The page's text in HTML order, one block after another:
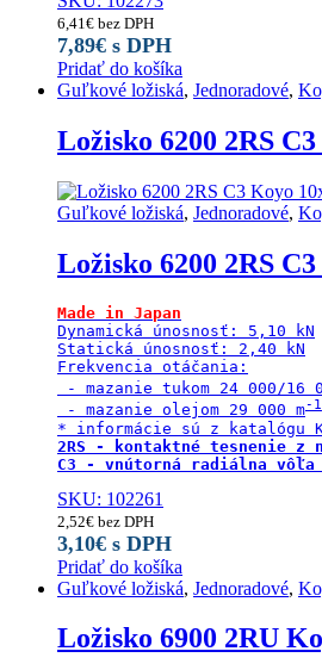
6,41€ bez DPH
7,89€ s DPH
Pridať do košíka
Guľkové ložiská, Jednoradové,
Ložisko 6200 2RS
Guľkové ložiská, Jednoradové,
Ložisko 6200 2RS
Made in Japan
Dynamická únosnosť: 5,10 kN
Statická únosnosť: 2,40 kN
Frekvencia otáčania:
- mazanie tukom 24 000/16
- mazanie olejom 29 000 m
2RS - kontaktné tesnenie
C3 - vnútorná radiálna vôľa
SKU: 102261
2,52€ bez DPH
3,10€ s DPH
Pridať do košíka
Guľkové ložiská, Jednoradové,
Ložisko 6900 2RU